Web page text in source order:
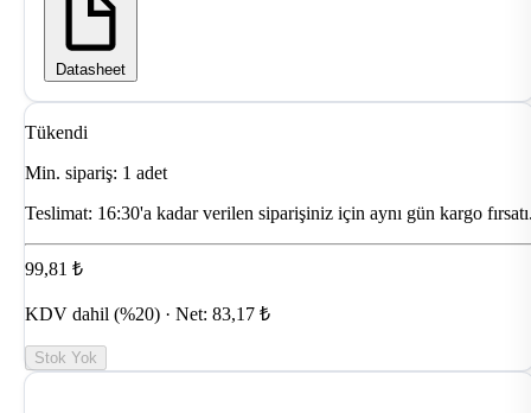
Datasheet
Tükendi
Min. sipariş: 1 adet
Teslimat: 16:30'a kadar verilen siparişiniz için aynı gün kargo
99,81 ₺
KDV dahil (%20) · Net: 83,17 ₺
Stok Yok